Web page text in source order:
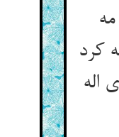
کرد
اله